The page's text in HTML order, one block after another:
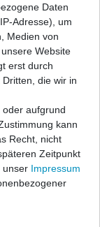
600g/m²) mit
sich
Matten, wenn
Daten
Adresse), um
Medien von
Website
erst durch
die wir in
oder aufgrund
kann
Recht, nicht
Zeitpunkt
unser Impressum